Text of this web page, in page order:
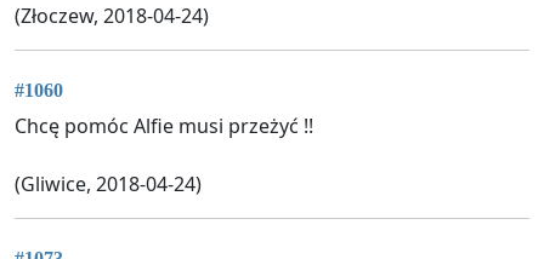
(Złoczew, 2018-04-24)
#1060
Chcę pomóc Alfie musi przeżyć !!
(Gliwice, 2018-04-24)